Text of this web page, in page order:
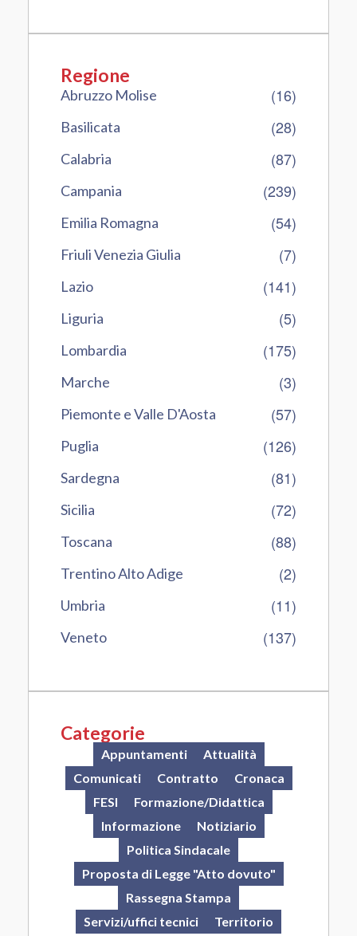
Regione
Abruzzo Molise (16)
Basilicata (28)
Calabria (87)
Campania (239)
Emilia Romagna (54)
Friuli Venezia Giulia (7)
Lazio (141)
Liguria (5)
Lombardia (175)
Marche (3)
Piemonte e Valle D'Aosta (57)
Puglia (126)
Sardegna (81)
Sicilia (72)
Toscana (88)
Trentino Alto Adige (2)
Umbria (11)
Veneto (137)
Categorie
Appuntamenti
Attualità
Comunicati
Contratto
Cronaca
FESI
Formazione/Didattica
Informazione
Notiziario
Politica Sindacale
Proposta di Legge "Atto dovuto"
Rassegna Stampa
Servizi/uffici tecnici
Territorio